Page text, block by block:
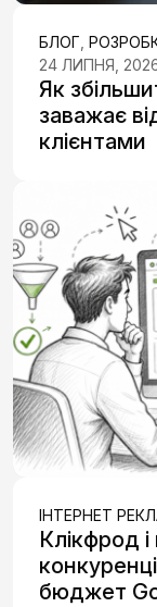
БЛОГ
24 ЛИПНЯ,
Як
заважає
клієнтами
ІНТЕРНЕТ
Клікфрод
бюджет